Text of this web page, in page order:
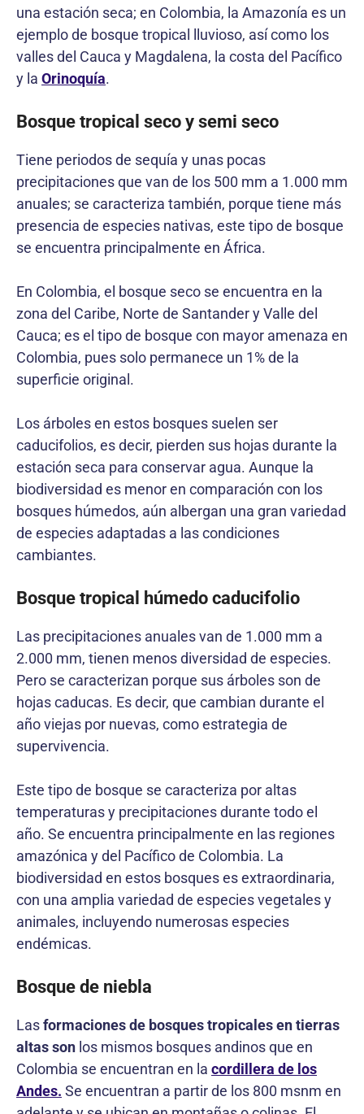
una estación seca; en Colombia, la Amazonía es un
ejemplo de bosque tropical lluvioso, así como los
valles del Cauca y Magdalena, la costa del Pacífico
y la Orinoquía.
Bosque tropical seco y semi seco
Tiene periodos de sequía y unas pocas
precipitaciones que van de los 500 mm a 1.000 mm
anuales; se caracteriza también, porque tiene más
presencia de especies nativas, este tipo de bosque
se encuentra principalmente en África.
En Colombia, el bosque seco se encuentra en la
zona del Caribe, Norte de Santander y Valle del
Cauca; es el tipo de bosque con mayor amenaza en
Colombia, pues solo permanece un 1% de la
superficie original.
Los árboles en estos bosques suelen ser
caducifolios, es decir, pierden sus hojas durante la
estación seca para conservar agua. Aunque la
biodiversidad es menor en comparación con los
bosques húmedos, aún albergan una gran variedad
de especies adaptadas a las condiciones
cambiantes.
Bosque tropical húmedo caducifolio
Las precipitaciones anuales van de 1.000 mm a
2.000 mm, tienen menos diversidad de especies.
Pero se caracterizan porque sus árboles son de
hojas caducas. Es decir, que cambian durante el
año viejas por nuevas, como estrategia de
supervivencia.
Este tipo de bosque se caracteriza por altas
temperaturas y precipitaciones durante todo el
año. Se encuentra principalmente en las regiones
amazónica y del Pacífico de Colombia. La
biodiversidad en estos bosques es extraordinaria,
con una amplia variedad de especies vegetales y
animales, incluyendo numerosas especies
endémicas.
Bosque de niebla
Lasformaciones de bosques tropicales en tierras
altas son los mismos bosques andinos que en
Colombia se encuentran en la cordillera de los
Andes. Se encuentran a partir de los 800 msnm en